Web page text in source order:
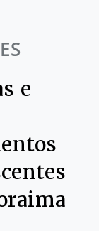
e